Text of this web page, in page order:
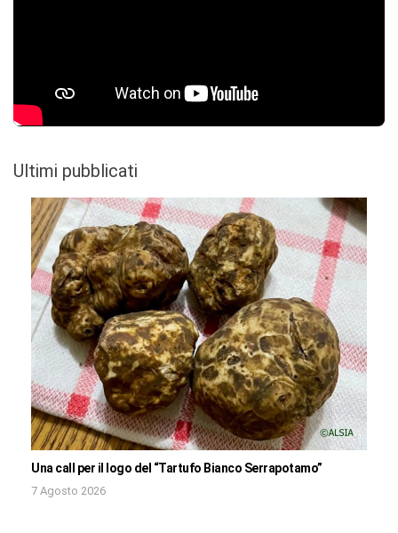
Ultimi pubblicati
Una call per il logo del “Tartufo Bianco Serrapotamo”
7 Agosto 2026